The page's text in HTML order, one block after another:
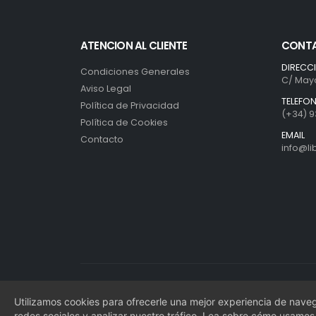
ATENCION AL CLIENTE
Condiciones Generales
Aviso Legal
Política de Privacidad
Política de Cookies
Contacto
C/
(+34)
EMAIL
Desarrollo: Web4x4.es
Utilizamos cookies para ofrecerle una mejor experiencia de